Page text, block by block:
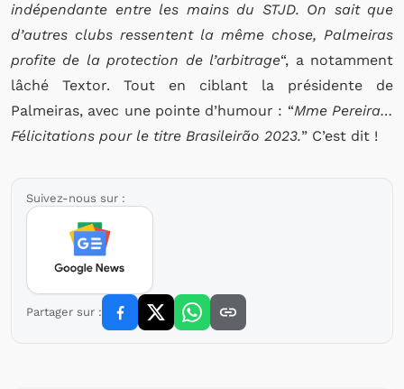
indépendante entre les mains du STJD. On sait que
d’autres clubs ressentent la même chose, Palmeiras
profite de la protection de l’arbitrage“, a notamment
lâché Textor. Tout en ciblant la présidente de
Palmeiras, avec une pointe d’humour : “Mme Pereira…
Félicitations pour le titre Brasileirão 2023.” C’est dit !
Suivez-nous sur :
Partager sur :